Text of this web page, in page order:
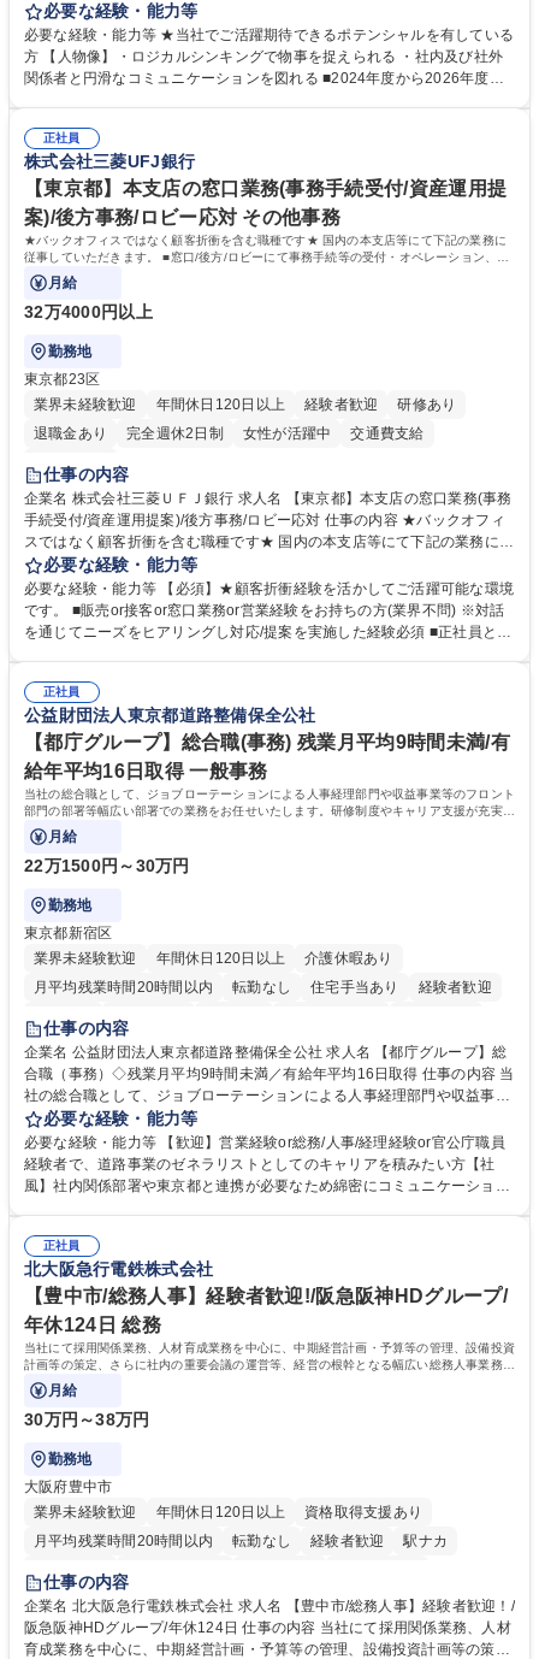
す。 【業務内容の一例】■所属事業部の勤労業務 ■海外に関係する各種業
務 ■営業部門の企画スタッフ、ルート営業 【キャリアパス】入社後の配属
ポジションで一定期間ご活躍頂いた後、本人の適性及び将来のキャリアを
鑑みてジョブローテーションを行います。 【育成】OJTでの現場育成や研
表するインフラ企業 #ポテンシャル採用
必要な経験・能力等
必要な経験・能力等 ★当社でご活躍期待できるポテンシャルを有している
方 【人物像】・ロジカルシンキングで物事を捉えられる ・社内及び社外
関係者と円滑なコミュニケーションを図れる ■2024年度から2026年度ま
72.html ■エネルギーセキュリティの不安定化や気候変動による自然災害の
甚大化など、これまで以上に社会課題解決の重要性が高まっています。
「未来の日常」の創造に向けて持続可能な社会の実現に貢献してまいりま
す。 学歴・資格 学歴：大学院 大学 語学力： 資格：
正社員
株式会社三菱UFJ銀行
【東京都】本支店の窓口業務(事務手続受付/資産運用提
案)/後方事務/ロビー応対 その他事務
★バックオフィスではなく顧客折衝を含む職種です★ 国内の本支店等にて下記の業務に
従事していただきます。 ■窓口/後方/ロビーにて事務手続等の受付・オペレーション、お
客様対応
月給
32万4000円以上
勤務地
東京都23区
業界未経験歓迎
年間休日120日以上 経験者歓迎
研修あり
退職金あり
完全週休2日制 女性が活躍中
交通費支給
土日祝休み
仕事の内容
企業名 株式会社三菱ＵＦＪ銀行 求人名 【東京都】本支店の窓口業務(事務
手続受付/資産運用提案)/後方事務/ロビー応対 仕事の内容 ★バックオフィ
スではなく顧客折衝を含む職種です★ 国内の本支店等にて下記の業務に従
事していただきます。 ■窓口/後方/ロビーにて事務手続等の受付・オペレ
ーション、お客様対応 ■窓口にて、ご来店された個人のお客様に対して金
融商品のご提案 ■効率的な事務運用の検討・構築等 ≪業務紹介：ご応募前
に必ずご覧ください≫ ※記事 https://www.mysite.bk.mufg.jp/career/circle/
必要な経験・能力等
必要な経験・能力等 【必須】★顧客折衝経験を活かしてご活躍可能な環境
です。 ■販売or接客or窓口業務or営業経験をお持ちの方(業界不問) ※対話
を通じてニーズをヒアリングし対応/提案を実施した経験必須 ■正社員とし
るので安心して入行いただけます。 幅広いキャリアの選択肢があり、公募
や社内副業等を活用し、 一人ひとりが挑戦できるカルチャーが浸透してい
ます。 学歴・資格 学歴：大学院 大学 高専 短大 専修学校 高校 語学力：
資格：
正社員
公益財団法人東京都道路整備保全公社
【都庁グループ】総合職(事務) 残業月平均9時間未満/有
給年平均16日取得 一般事務
当社の総合職として、ジョブローテーションによる人事経理部門や収益事業等のフロント
部門の部署等幅広い部署での業務をお任せいたします。研修制度やキャリア支援が充実し
ております！ ※下記業務詳細
月給
22万1500円～30万円
勤務地
東京都新宿区
業界未経験歓迎
年間休日120日以上
介護休暇あり
月平均残業時間20時間以内
転勤なし 住宅手当あり
経験者歓迎
研修あり
退職金あり
駅近5分以内
資格取得手当あり 食事補助あり
仕事の内容
企業名 公益財団法人東京都道路整備保全公社 求人名 【都庁グループ】総
合職（事務）◇残業月平均9時間未満／有給年平均16日取得 仕事の内容 当
社の総合職として、ジョブローテーションによる人事経理部門や収益事業
等のフロント部門の部署等幅広い部署での業務をお任せいたします。研修
制度やキャリア支援が充実しております！ ※下記業務詳細 【業務詳細】■
管理部門：広報、人事、経理など当公社の運営に係る管理業務 ■収益部
門：駐車場の新規開拓、管理運営、新宿駅西口広場の「イベントコーナ
道路施設や道路工事現場の見学ツアー事業 ※入社後は上記いずれかの部門
へ配属。※業務内容変更の範囲：会社の定める業務 募集職種 【都庁グル
ープ】総合職（事務）◇残業月平均9時間未満／有給年平均16日取得
必要な経験・能力等
必要な経験・能力等 【歓迎】営業経験or総務/人事/経理経験or官公庁職員
経験者で、道路事業のゼネラリストとしてのキャリアを積みたい方【社
風】社内関係部署や東京都と連携が必要なため綿密にコミュニケーション
部門など多岐に渡る業務を経験できます。 ■様々なプロジェクト：駐車場
事業の他、新宿駅西口広場内に設置された照明を兼ねた広告「ブライトサ
イン」の管理運営を行うなど、事業収益を生み出す活動を積極的に行って
います。 学歴・資格 学歴：大学院 大学 高専 短大 専修学校 高校 語学力：
資格：
正社員
北大阪急行電鉄株式会社
【豊中市/総務人事】経験者歓迎!/阪急阪神HDグループ/
年休124日 総務
当社にて採用関係業務、人材育成業務を中心に、中期経営計画・予算等の管理、設備投資
計画等の策定、さらに社内の重要会議の運営等、経営の根幹となる幅広い総務人事業務全
般を担当していただきます。
月給
30万円～38万円
勤務地
大阪府豊中市
業界未経験歓迎
年間休日120日以上
資格取得支援あり
月平均残業時間20時間以内
転勤なし 経験者歓迎
駅ナカ
退職金あり
土日祝休み
服装自由 昼食補助あり 食事補助あり
仕事の内容
企業名 北大阪急行電鉄株式会社 求人名 【豊中市/総務人事】経験者歓迎！/
阪急阪神HDグループ/年休124日 仕事の内容 当社にて採用関係業務、人材
育成業務を中心に、中期経営計画・予算等の管理、設備投資計画等の策